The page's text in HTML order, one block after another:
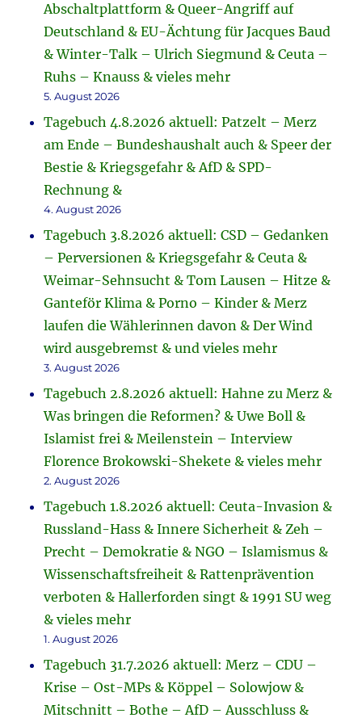
Abschaltplattform & Queer-Angriff auf
Deutschland & EU-Ächtung für Jacques Baud
& Winter-Talk – Ulrich Siegmund & Ceuta –
Ruhs – Knauss & vieles mehr
5. August 2026
Tagebuch 4.8.2026 aktuell: Patzelt – Merz
am Ende – Bundeshaushalt auch & Speer der
Bestie & Kriegsgefahr & AfD & SPD-
Rechnung &
4. August 2026
Tagebuch 3.8.2026 aktuell: CSD – Gedanken
– Perversionen & Kriegsgefahr & Ceuta &
Weimar-Sehnsucht & Tom Lausen – Hitze &
Ganteför Klima & Porno – Kinder & Merz
laufen die Wählerinnen davon & Der Wind
wird ausgebremst & und vieles mehr
3. August 2026
Tagebuch 2.8.2026 aktuell: Hahne zu Merz &
Was bringen die Reformen? & Uwe Boll &
Islamist frei & Meilenstein – Interview
Florence Brokowski-Shekete & vieles mehr
2. August 2026
Tagebuch 1.8.2026 aktuell: Ceuta-Invasion &
Russland-Hass & Innere Sicherheit & Zeh –
Precht – Demokratie & NGO – Islamismus &
Wissenschaftsfreiheit & Rattenprävention
verboten & Hallerforden singt & 1991 SU weg
& vieles mehr
1. August 2026
Tagebuch 31.7.2026 aktuell: Merz – CDU –
Krise – Ost-MPs & Köppel – Solowjow &
Mitschnitt – Bothe – AfD – Ausschluss &